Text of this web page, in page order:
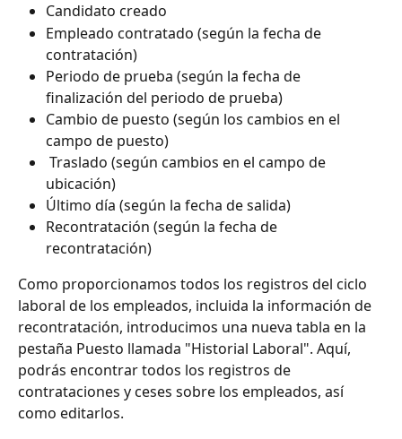
Candidato creado
Empleado contratado (según la fecha de
contratación)
Periodo de prueba (según la fecha de
finalización del periodo de prueba)
Cambio de puesto (según los cambios en el
campo de puesto)
ubicación)
Último día (según la fecha de salida)
Recontratación (según la fecha de
recontratación)
Como proporcionamos todos los registros del ciclo
laboral de los empleados, incluida la información de
recontratación, introducimos una nueva tabla en la
pestaña Puesto llamada "Historial Laboral". Aquí,
podrás encontrar todos los registros de
contrataciones y ceses sobre los empleados, así
como editarlos.